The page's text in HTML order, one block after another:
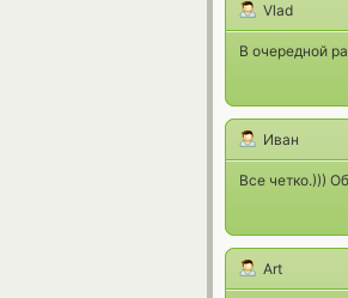
Vlad
В очередной
Иван
Все четко.)))
Art